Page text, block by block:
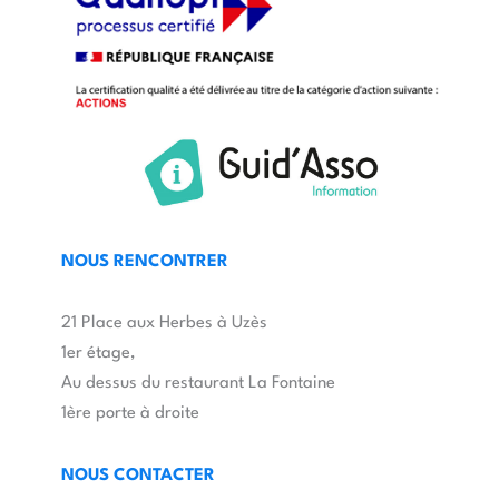
NOUS RENCONTRER
21 Place aux Herbes à Uzès
1er étage,
Au dessus du restaurant La Fontaine
1ère porte à droite
NOUS CONTACTER